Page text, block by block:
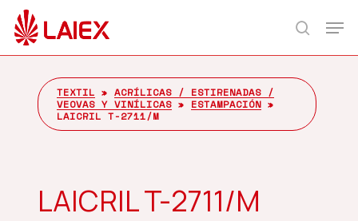
Skip
main
search
TEXTIL » ACRÍLICAS / ESTIRENADAS /
VEOVAS Y VINÍLICAS» ESTAMPACIÓN»
LAICRIL T-2711/M
LAICRIL T-2711/M